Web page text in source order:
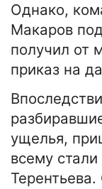
Однако,
Макаров
получил от
приказ на
ущелья,
всему